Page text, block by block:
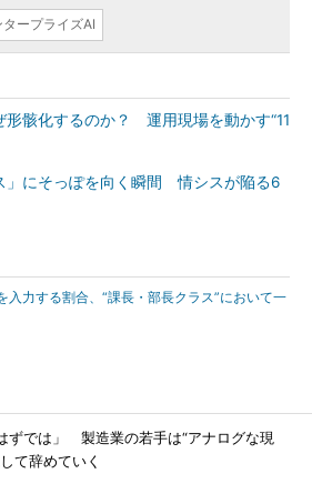
タープライズAI
形骸化するのか？ 運用現場を動かす“11
」にそっぽを向く瞬間 情シスが陥る6
入力する割合、“課長・部長クラス”において一
ずでは」 製造業の若手は“アナログな現
て辞めていく